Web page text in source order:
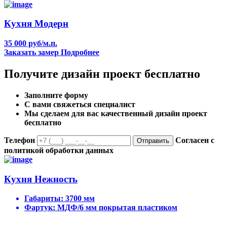
Кухня Модерн
35 000 руб/м.п.
Заказать замер Подробнее
Получите дизайн проект бесплатно
Заполните форму
С вами свяжеться специалист
Мы сделаем для вас качественный дизайн проект
бесплатно
Телефон Отправить
Согласен с
политикой обработки данных
Кухня Нежность
Габариты: 3700 мм
Фартук: МДФ/6 мм покрытая пластиком